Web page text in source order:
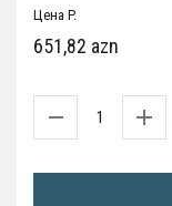
Цена P.
651,82 azn